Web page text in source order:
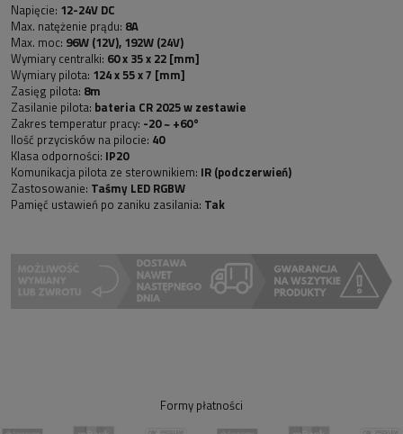
Napięcie: 12-24V DC
Max. natężenie prądu: 8A
Max. moc: 96W (12V), 192W (24V)
Wymiary centralki: 60 x 35 x 22 [mm]
Wymiary pilota: 124 x 55 x 7 [mm]
Zasięg pilota: 8m
Zasilanie pilota: bateria CR 2025 w zestawie
Zakres temperatur pracy: -20 ~ +60°
Ilość przycisków na pilocie: 40
Klasa odporności: IP20
Komunikacja pilota ze sterownikiem: IR (podczerwień)
Zastosowanie: Taśmy LED RGBW
Pamięć ustawień po zaniku zasilania: Tak
Formy płatności